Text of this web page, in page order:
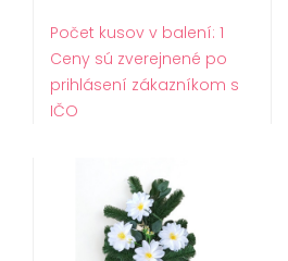
Počet kusov v balení: 1
Ceny sú zverejnené po
prihlásení zákazníkom s
IČO